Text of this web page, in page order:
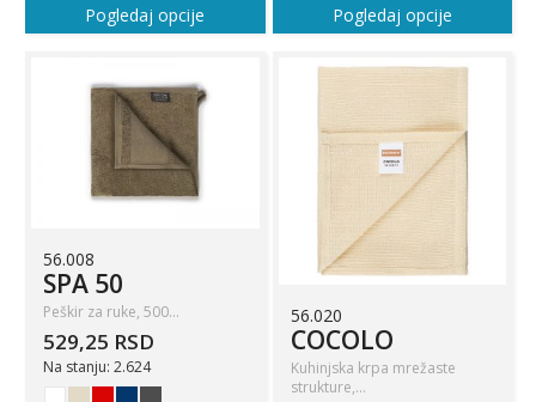
Pogledaj opcije Pogledaj opcije
56.008
SPA 50
Peškir za ruke, 500…
529,25 RSD
Na stanju: 2.624
56.020
COCOLO
Kuhinjska krpa mrežaste
strukture,…